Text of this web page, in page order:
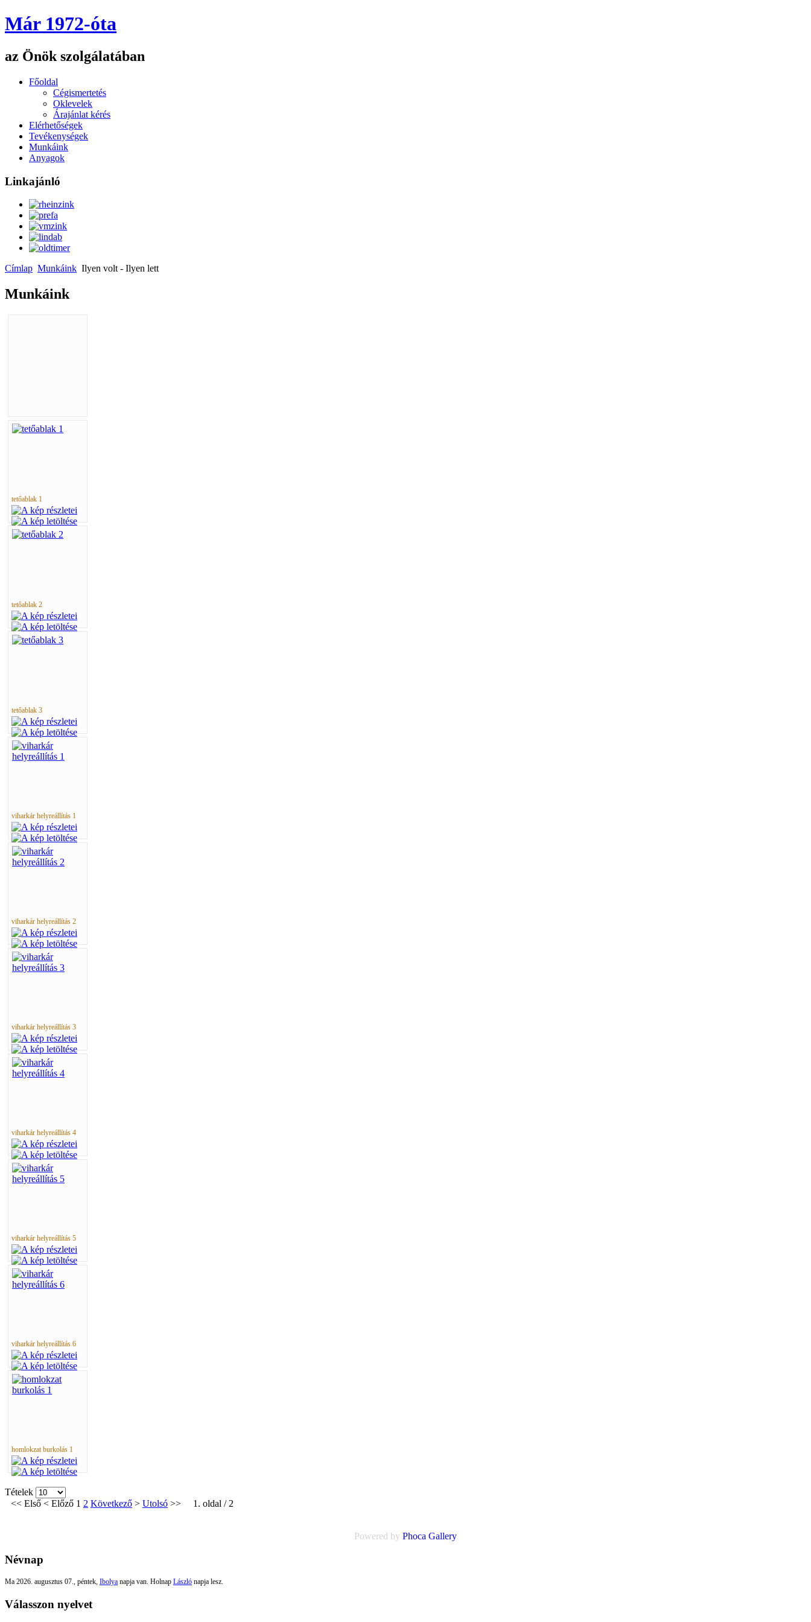
Már 1972-óta
az Önök szolgálatában
Főoldal
Cégismertetés
Oklevelek
Árajánlat kérés
Elérhetőségek
Tevékenységek
Munkáink
Anyagok
Linkajánló
Címlap Munkáink Ilyen volt - Ilyen lett
Munkáink
tetőablak 1
tetőablak 2
tetőablak 3
viharkár helyreállítás 1
viharkár helyreállítás 2
viharkár helyreállítás 3
viharkár helyreállítás 4
viharkár helyreállítás 5
viharkár helyreállítás 6
homlokzat burkolás 1
Tételek
<< Első < Előző 1 2 Következő > Utolsó >> 1. oldal / 2
Powered by Phoca Gallery
Névnap
Ma 2026. augusztus 07., péntek, Ibolya napja van. Holnap László napja lesz.
Válasszon nyelvet